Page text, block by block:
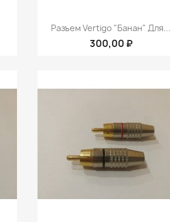
Быстрый просмотр
Разъем Vertigo "банан" Для...
300,00 ₽